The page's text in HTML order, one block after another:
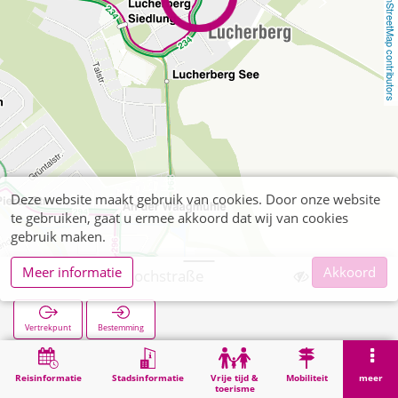
OpenStreetMap contributors
Reisinformatie Stadsinformatie
Vrije tijd &
toerisme
Mobiliteit meer
Lucherberg Hochstraße
Vertrekpunt Bestemming
Zoekopracht Lucherberg Hochstraße
Deze website maakt gebruik van cookies. Door onze website
te gebruiken, gaat u ermee akkoord dat wij van cookies
gebruik maken.
Meer informatie
Akkoord